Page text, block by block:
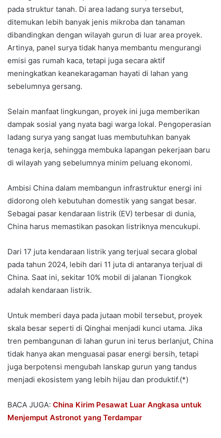
pada struktur tanah. Di area ladang surya tersebut,
ditemukan lebih banyak jenis mikroba dan tanaman
dibandingkan dengan wilayah gurun di luar area proyek.
Artinya, panel surya tidak hanya membantu mengurangi
emisi gas rumah kaca, tetapi juga secara aktif
meningkatkan keanekaragaman hayati di lahan yang
sebelumnya gersang.
Selain manfaat lingkungan, proyek ini juga memberikan
dampak sosial yang nyata bagi warga lokal. Pengoperasian
ladang surya yang sangat luas membutuhkan banyak
tenaga kerja, sehingga membuka lapangan pekerjaan baru
di wilayah yang sebelumnya minim peluang ekonomi.
Ambisi China dalam membangun infrastruktur energi ini
didorong oleh kebutuhan domestik yang sangat besar.
Sebagai pasar kendaraan listrik (EV) terbesar di dunia,
China harus memastikan pasokan listriknya mencukupi.
Dari 17 juta kendaraan listrik yang terjual secara global
pada tahun 2024, lebih dari 11 juta di antaranya terjual di
China. Saat ini, sekitar 10% mobil di jalanan Tiongkok
adalah kendaraan listrik.
Untuk memberi daya pada jutaan mobil tersebut, proyek
skala besar seperti di Qinghai menjadi kunci utama. Jika
tren pembangunan di lahan gurun ini terus berlanjut, China
tidak hanya akan menguasai pasar energi bersih, tetapi
juga berpotensi mengubah lanskap gurun yang tandus
menjadi ekosistem yang lebih hijau dan produktif.(*)
BACA JUGA: China Kirim Pesawat Luar Angkasa untuk
Menjemput Astronot yang Terdampar